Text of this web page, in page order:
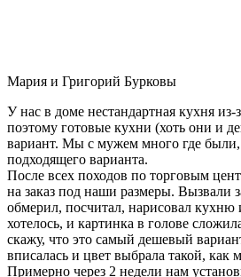
Мария и Григорий Бурковы
У нас в доме нестандартная кухня из-
поэтому готовые кухни (хоть они и
вариант. Мы с мужем много где
подходящего варианта.
После всех походов по торговым
на заказ под наши размеры. Вызвали
обмерил, посчитал, нарисовал кухню
хотелось, и картинка в голове
скажу, что это самый дешевый
вписалась и цвет выбрала такой, как
Примерно через 2 недели нам